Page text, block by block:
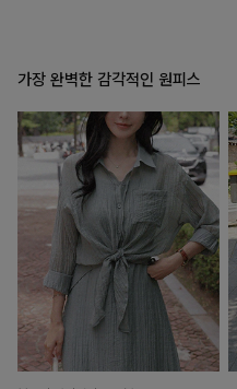
가장 완벽한 감각적인 원피스